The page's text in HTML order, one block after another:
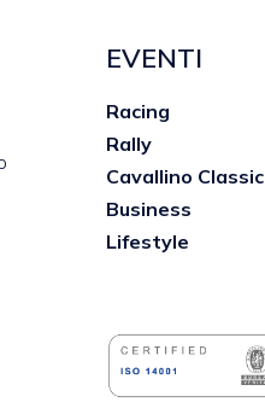
EVENTI
Racing
Rally
Cavallino Classic
Business
Lifestyle